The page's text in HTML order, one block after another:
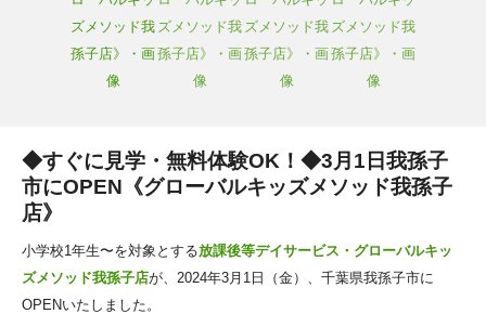
◆すぐに見学・無料体験OK！◆3月1日我孫子
市にOPEN《グローバルキッズメソッド我孫子
店》
小学校1年生〜を対象とする放課後等デイサービス・グローバルキッ
ズメソッド我孫子店が、2024年3月1日（金）、千葉県我孫子市に
OPENいたしました。